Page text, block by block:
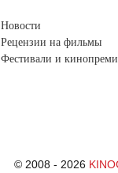
Новости
Рецензии на фильмы
Фестивали и
© 2008 - 2026